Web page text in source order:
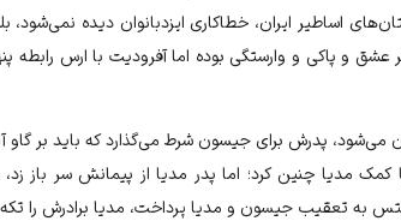
اساطیر ایران، خطاکاری ایزدبانوان دیده نمی‌شود،
عشق و پاکی و وارستگی بوده اما آفرودیت با ارس
می‌شود، پدرش برای جیسون شرط می‌گذارد که باید بر گاو
کمک مدیا چنین کرد؛ اما پدر مدیا از پیمانش سر باز
به تعقیب جیسون و مدیا پرداخت، مدیا برادرش را